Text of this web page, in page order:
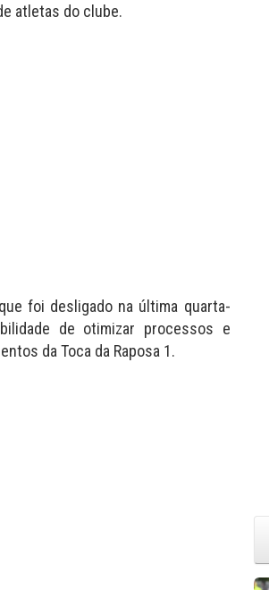
atletas do clube.
foi desligado na última quarta-
de otimizar processos e
da Toca da Raposa 1.